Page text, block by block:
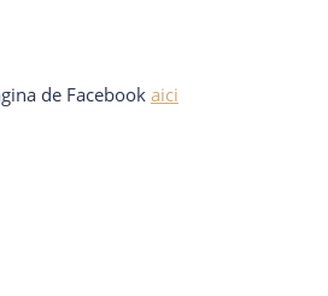
de Facebook aici